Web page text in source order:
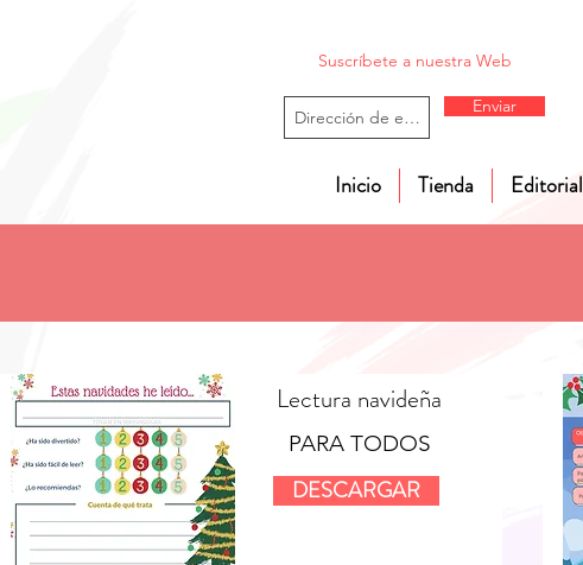
Suscríbete a nuestra Web
Enviar
Inicio Tienda Editorial
DESCARGAR
PARA TODOS
Lectura navideña